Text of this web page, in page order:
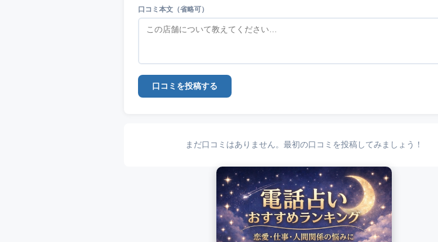
口コミ本文（省略可）
口コミを投稿する
まだ口コミはありません。最初の口コミを投稿してみましょう！